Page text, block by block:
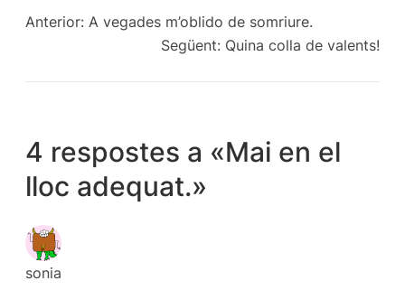
Anterior: A vegades m’oblido de somriure.
Següent: Quina colla de valents!
4 respostes a «Mai en el
lloc adequat.»
sonia